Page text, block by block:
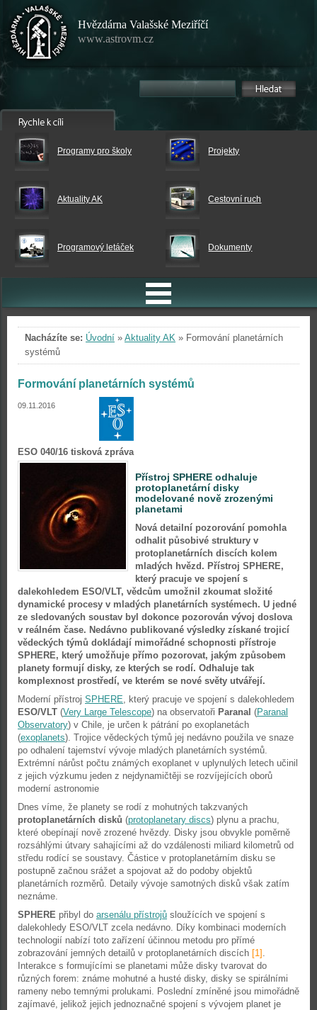
Hvězdárna Valašské Meziříčí
www.astrovm.cz
Programy pro školy Projekty
Aktuality AK Cestovní ruch
Programový letáček Dokumenty
Nacházíte se: Úvodní » Aktuality AK » Formování planetárních
systémů
Formování planetárních systémů
09.11.2016
ESO 040/16 tisková zpráva
Přístroj SPHERE odhaluje
protoplanetární disky
modelované nově zrozenými
planetami
Nová detailní pozorování pomohla
odhalit působivé struktury v
protoplanetárních discích kolem
mladých hvězd. Přístroj SPHERE,
který pracuje ve spojení s
dalekohledem ESO/VLT, vědcům umožnil zkoumat složité
dynamické procesy v mladých planetárních systémech. U jedné
ze sledovaných soustav byl dokonce pozorován vývoj doslova
v reálném čase. Nedávno publikované výsledky získané trojicí
vědeckých týmů dokládají mimořádné schopnosti přístroje
SPHERE, který umožňuje přímo pozorovat, jakým způsobem
planety formují disky, ze kterých se rodí. Odhaluje tak
komplexnost prostředí, ve kterém se nové světy utvářejí.
Moderní přístroj SPHERE, který pracuje ve spojení s dalekohledem
ESO/VLT (Very Large Telescope) na observatoři Paranal (Paranal
Observatory) v Chile, je určen k pátrání po exoplanetách
(exoplanets). Trojice vědeckých týmů jej nedávno použila ve snaze
po odhalení tajemství vývoje mladých planetárních systémů.
Extrémní nárůst počtu známých exoplanet v uplynulých letech učinil
z jejich výzkumu jeden z nejdynamičtěji se rozvíjejících oborů
moderní astronomie
Dnes víme, že planety se rodí z mohutných takzvaných
protoplanetárních disků (protoplanetary discs) plynu a prachu,
které obepínají nově zrozené hvězdy. Disky jsou obvykle poměrně
rozsáhlými útvary sahajícími až do vzdálenosti miliard kilometrů od
středu rodící se soustavy. Částice v protoplanetárním disku se
postupně začnou srážet a spojovat až do podoby objektů
planetárních rozměrů. Detaily vývoje samotných disků však zatím
neznáme.
SPHERE přibyl do arsenálu přístrojů sloužících ve spojení s
dalekohledy ESO/VLT zcela nedávno. Díky kombinaci moderních
technologií nabízí toto zařízení účinnou metodu pro přímé
zobrazování jemných detailů v protoplanetárních discích [1] .
Interakce s formujícími se planetami může disky tvarovat do
různých forem: známe mohutné a husté disky, disky se spirálními
rameny nebo temnými prolukami. Poslední zmíněné jsou mimořádně
zajímavé, jelikož jejich jednoznačné spojení s vývojem planet je